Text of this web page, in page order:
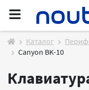
Каталог
Canyon BK-10